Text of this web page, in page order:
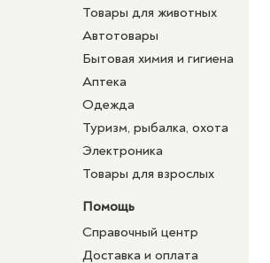
Товары для животных
Автотовары
Бытовая химия и гигиена
Аптека
Одежда
Туризм, рыбалка, охота
Электроника
Товары для взрослых
Помощь
Справочный центр
Доставка и оплата